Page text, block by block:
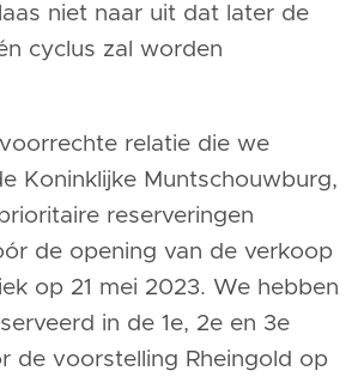
niet naar uit dat later de
cyclus zal worden
relatie die we
Koninklijke Muntschouwburg,
reserveringen
de opening van de verkoop
op 21 mei 2023. We hebben
in de 1e, 2e en 3e
de voorstelling Rheingold op